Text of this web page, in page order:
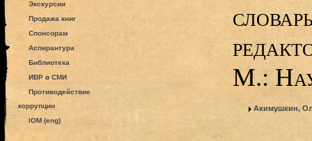
Экскурсии
Продажа книг
Спонсорам
Аспирантура
Библиотека
ИВР в СМИ
Противодействие
коррупции
IOM (eng)
М.:
Акимушкин,